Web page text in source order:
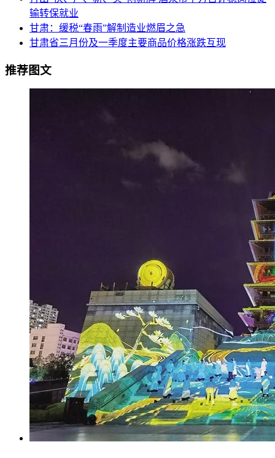
输转保就业
甘肃：缓税“春雨”解制造业燃眉之急
甘肃省三月份及一季度主要商品价格涨跌互现
推荐图文